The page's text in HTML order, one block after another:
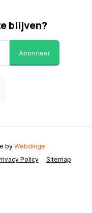
blijven?
Abonneer
Policy Sitemap
by Webdinge